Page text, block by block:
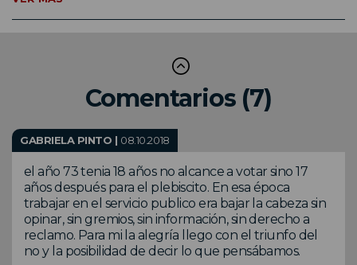
Comentarios (7)
GABRIELA PINTO | 08.10.2018
el año 73 tenia 18 años no alcance a votar sino 17
años después para el plebiscito. En esa época
trabajar en el servicio publico era bajar la cabeza sin
opinar, sin gremios, sin información, sin derecho a
reclamo. Para mi la alegría llego con el triunfo del
no y la posibilidad de decir lo que pensábamos.